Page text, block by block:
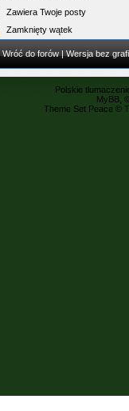
Zawiera Twoje posty
Zamknięty wątek
Wróć do forów| Wersja bez
Polskie
MyBB,
Theme Set Peace ©